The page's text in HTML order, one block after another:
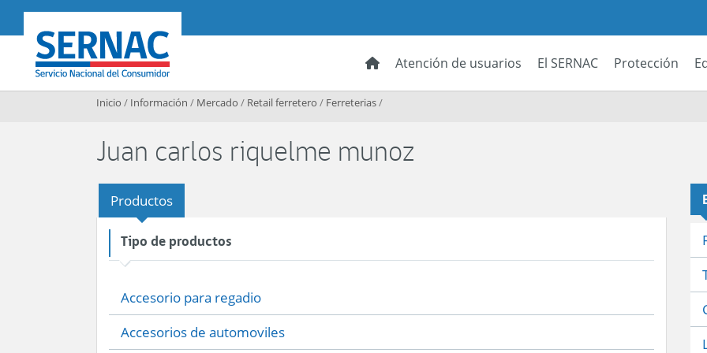
SERNAC
Atención de usuarios El SERNAC Protección
Inicio / Información / Mercado / Retail ferretero / Ferreterias/
Juan carlos riquelme munoz
Productos
Tipo de productos
Accesorio para regadio
Accesorios de automoviles